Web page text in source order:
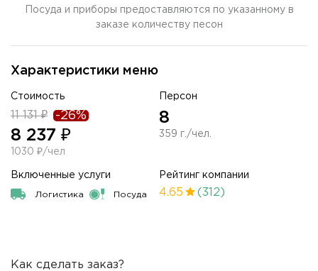
Характеристики меню
Стоимость
11 131 ₽ -26%
8 237 ₽
1030 ₽/чел
Персон
8
359 г./чел.
Включенные услуги
Логистика Посуда
Рейтинг компании
4.65 (312)
Посуда и приборы предоставляются по указанному в
заказе количеству песон
Как сделать заказ?